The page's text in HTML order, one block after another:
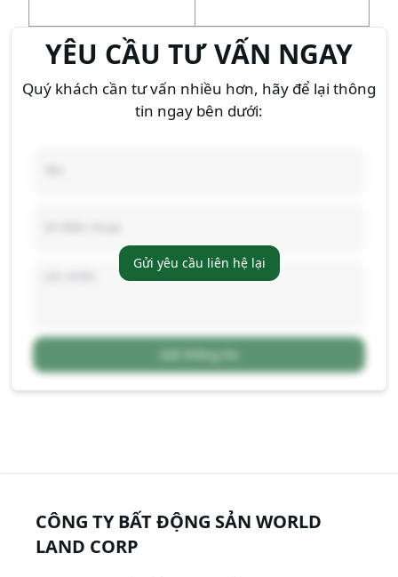
YÊU CẦU TƯ VẤN NGAY
Quý khách cần tư vấn nhiều hơn, hãy để lại thông
tin ngay bên dưới:
Gửi thông tin
Gửi yêu cầu liên hệ lại
CÔNG TY BẤT ĐỘNG SẢN WORLD
LAND CORP